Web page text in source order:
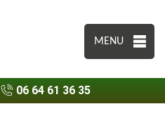
MENU
06 64 61 36 35